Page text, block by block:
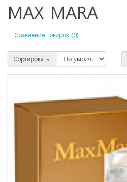
MAX MARA
Сравнение товаров (0)
Сортировать: